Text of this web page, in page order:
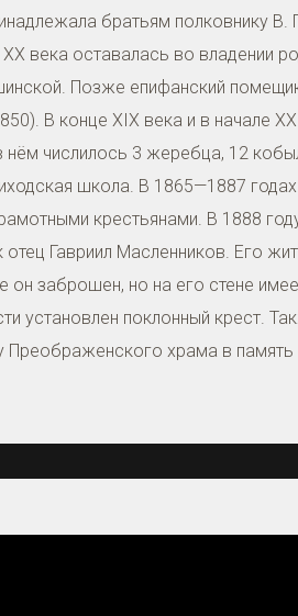
братьям полковнику
века оставалась во владении
Позже епифанский
В конце XIX века и в начале
числилось 3 жеребца, 12
школа. В 1865—1887
крестьянами. В 1888
Гавриил Масленников. Его
заброшен, но на его стене
установлен поклонный крест.
храма в память